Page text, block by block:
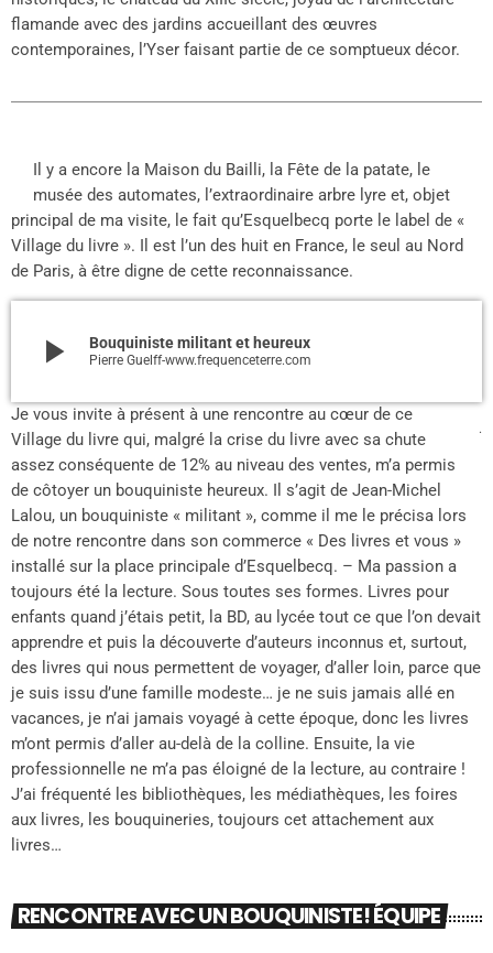
flamande avec des jardins accueillant des œuvres
contemporaines, l’Yser faisant partie de ce somptueux décor.
Il y a encore la Maison du Bailli, la Fête de la patate, le
musée des automates, l’extraordinaire arbre lyre et, objet
principal de ma visite, le fait qu’Esquelbecq porte le label de «
Village du livre ». Il est l’un des huit en France, le seul au Nord
de Paris, à être digne de cette reconnaissance.
play_arrow Bouquiniste militant et heureux
Pierre Guelff-www.frequenceterre.com
.
Je vous invite à présent à une rencontre au cœur de ce
Village du livre qui, malgré la crise du livre avec sa chute
assez conséquente de 12% au niveau des ventes, m’a permis
de côtoyer un bouquiniste heureux. Il s’agit de Jean-Michel
Lalou, un bouquiniste « militant », comme il me le précisa lors
de notre rencontre dans son commerce « Des livres et vous »
installé sur la place principale d’Esquelbecq. – Ma passion a
toujours été la lecture. Sous toutes ses formes. Livres pour
enfants quand j’étais petit, la BD, au lycée tout ce que l’on devait
apprendre et puis la découverte d’auteurs inconnus et, surtout,
des livres qui nous permettent de voyager, d’aller loin, parce que
je suis issu d’une famille modeste… je ne suis jamais allé en
vacances, je n’ai jamais voyagé à cette époque, donc les livres
m’ont permis d’aller au-delà de la colline. Ensuite, la vie
professionnelle ne m’a pas éloigné de la lecture, au contraire !
J’ai fréquenté les bibliothèques, les médiathèques, les foires
aux livres, les bouquineries, toujours cet attachement aux
livres…
RENCONTRE AVEC UN BOUQUINISTE! ÉQUIPE